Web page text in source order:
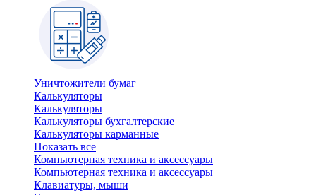
Уничтожители бумаг
Калькуляторы
Калькуляторы
Калькуляторы бухгалтерские
Калькуляторы карманные
Показать все
Компьютерная техника и аксессуары
Компьютерная техника и аксессуары
Клавиатуры, мыши